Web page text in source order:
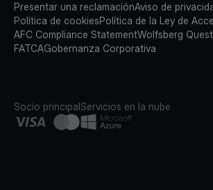
Presentar una reclamaciónAviso de
Política de cookiesPolítica de la Ley de
AFC Compliance StatementWolfsberg
FATCAGobernanza Corporativa
Socio principalServicios en la nube